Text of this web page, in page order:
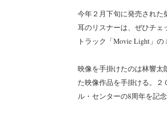
今年２月下旬に発売された
耳のリスナーは、ぜひチェ
トラック「Movie Light」の
映像を手掛けたのは林響太
た映像作品を手掛ける。
ル・センターの8周年を記